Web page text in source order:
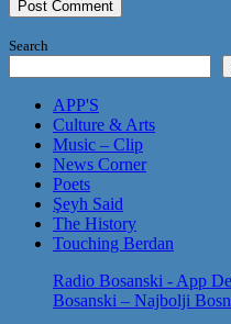
Search
APP'S
Culture & Arts
Music – Clip
News Corner
Poets
Şeyh Said
The History
Touching Berdan
Radio Bosanski - App
Bosanski – Najbolji